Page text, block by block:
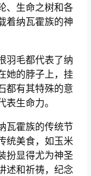
、生命之树和各
着纳瓦霍族的神
羽毛都代表了纳
她的脖子上，挂
都有其特殊的意
生命力。
瓦霍族的传统节
统美食，如玉米
扮显得尤为神圣
述和祈祷，纪念